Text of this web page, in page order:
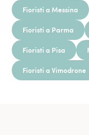
Fioristi a Messina
Fioristi a Parma
Fioristi a Pisa
Fioristi a Vimodrone